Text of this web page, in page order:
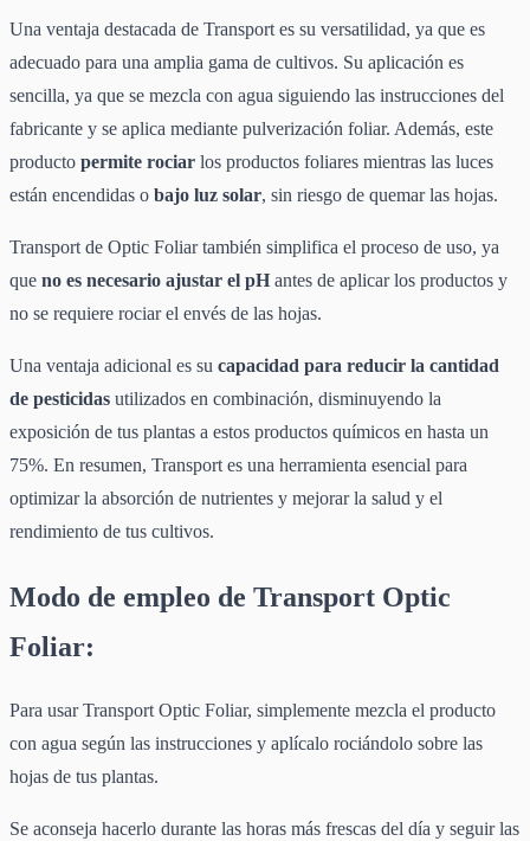
Una ventaja destacada de Transport es su versatilidad, ya que es
adecuado para una amplia gama de cultivos. Su aplicación es
sencilla, ya que se mezcla con agua siguiendo las instrucciones del
fabricante y se aplica mediante pulverización foliar. Además, este
producto permite rociar los productos foliares mientras las luces
están encendidas o bajo luz solar, sin riesgo de quemar las hojas.
Transport de Optic Foliar también simplifica el proceso de uso, ya
que no es necesario ajustar el pH antes de aplicar los productos y
no se requiere rociar el envés de las hojas.
Una ventaja adicional es su capacidad para reducir la cantidad
de pesticidas utilizados en combinación, disminuyendo la
exposición de tus plantas a estos productos químicos en hasta un
75%. En resumen, Transport es una herramienta esencial para
optimizar la absorción de nutrientes y mejorar la salud y el
rendimiento de tus cultivos.
Modo de empleo de Transport Optic
Foliar:
Para usar Transport Optic Foliar, simplemente mezcla el producto
con agua según las instrucciones y aplícalo rociándolo sobre las
hojas de tus plantas.
Se aconseja hacerlo durante las horas más frescas del día y seguir las